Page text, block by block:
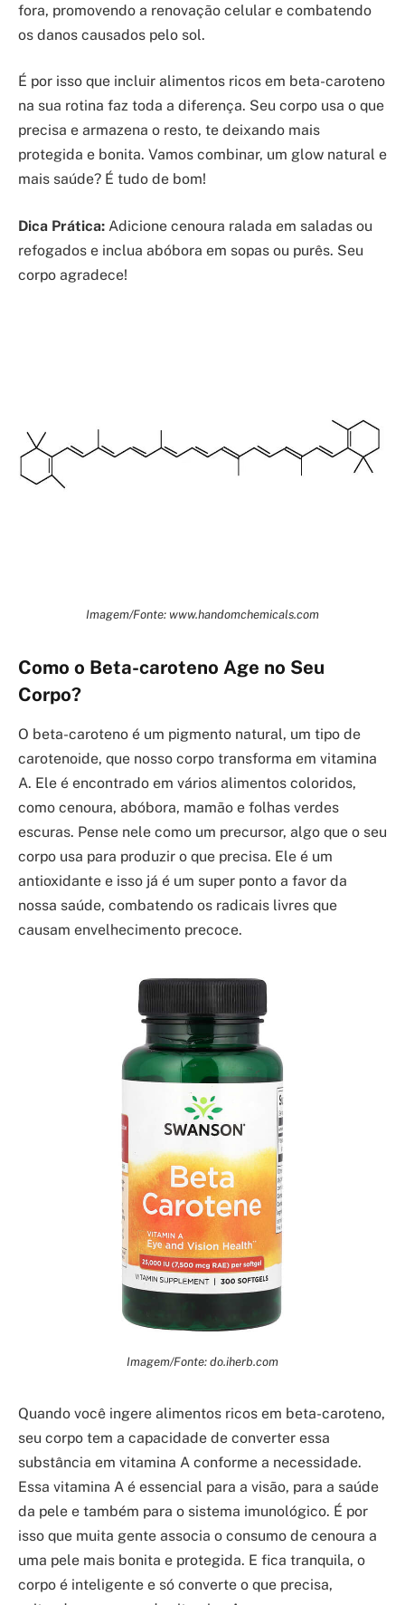
fora, promovendo a renovação celular e combatendo
os danos causados pelo sol.
É por isso que incluir alimentos ricos em beta-caroteno
na sua rotina faz toda a diferença. Seu corpo usa o que
precisa e armazena o resto, te deixando mais
protegida e bonita. Vamos combinar, um glow natural e
mais saúde? É tudo de bom!
Dica Prática: Adicione cenoura ralada em saladas ou
refogados e inclua abóbora em sopas ou purês. Seu
corpo agradece!
Imagem/Fonte: www.handomchemicals.com
Como o Beta-caroteno Age no Seu
Corpo?
O beta-caroteno é um pigmento natural, um tipo de
carotenoide, que nosso corpo transforma em vitamina
A. Ele é encontrado em vários alimentos coloridos,
como cenoura, abóbora, mamão e folhas verdes
escuras. Pense nele como um precursor, algo que o seu
corpo usa para produzir o que precisa. Ele é um
antioxidante e isso já é um super ponto a favor da
nossa saúde, combatendo os radicais livres que
causam envelhecimento precoce.
Imagem/Fonte: do.iherb.com
Quando você ingere alimentos ricos em beta-caroteno,
seu corpo tem a capacidade de converter essa
substância em vitamina A conforme a necessidade.
Essa vitamina A é essencial para a visão, para a saúde
da pele e também para o sistema imunológico. É por
isso que muita gente associa o consumo de cenoura a
uma pele mais bonita e protegida. E fica tranquila, o
corpo é inteligente e só converte o que precisa,